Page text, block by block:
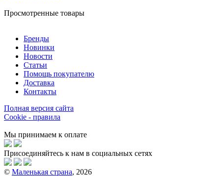
Просмотренные товары
Бренды
Новинки
Новости
Статьи
Помощь покупателю
Доставка
Контакты
Полная версия сайта
Cookie - правила
Мы принимаем к оплате
Присоединяйтесь к нам в социальных сетях
© Маленькая страна, 2026